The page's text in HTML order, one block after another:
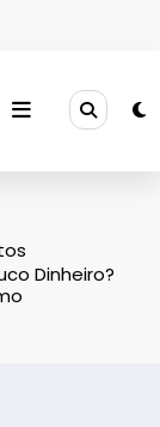
Dinheiro?